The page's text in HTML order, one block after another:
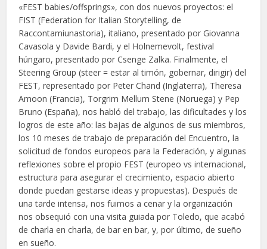
«FEST babies/offsprings», con dos nuevos proyectos: el
FIST (Federation for Italian Storytelling, de
Raccontamiunastoria), italiano, presentado por Giovanna
Cavasola y Davide Bardi, y el Holnemevolt, festival
húngaro, presentado por Csenge Zalka. Finalmente, el
Steering Group (steer = estar al timón, gobernar, dirigir) del
FEST, representado por Peter Chand (Inglaterra), Theresa
Amoon (Francia), Torgrim Mellum Stene (Noruega) y Pep
Bruno (España), nos habló del trabajo, las dificultades y los
logros de este año: las bajas de algunos de sus miembros,
los 10 meses de trabajo de preparación del Encuentro, la
solicitud de fondos europeos para la Federación, y algunas
reflexiones sobre el propio FEST (europeo vs internacional,
estructura para asegurar el crecimiento, espacio abierto
donde puedan gestarse ideas y propuestas). Después de
una tarde intensa, nos fuimos a cenar y la organización
nos obsequió con una visita guiada por Toledo, que acabó
de charla en charla, de bar en bar, y, por último, de sueño
en sueño.